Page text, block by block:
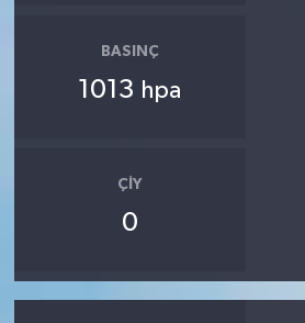
BASINÇ
1013 hpa
ÇIY
0